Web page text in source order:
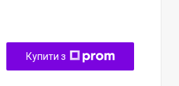
Купити з